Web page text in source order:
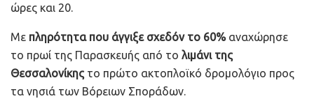
ώρες και 20.
Με πληρότητα που άγγιξε σχεδόν το 60% αναχώρησε
το πρωί της Παρασκευής από το λιμάνι της
Θεσσαλονίκης το πρώτο ακτοπλοϊκό δρομολόγιο προς
τα νησιά των Βόρειων Σποράδων.